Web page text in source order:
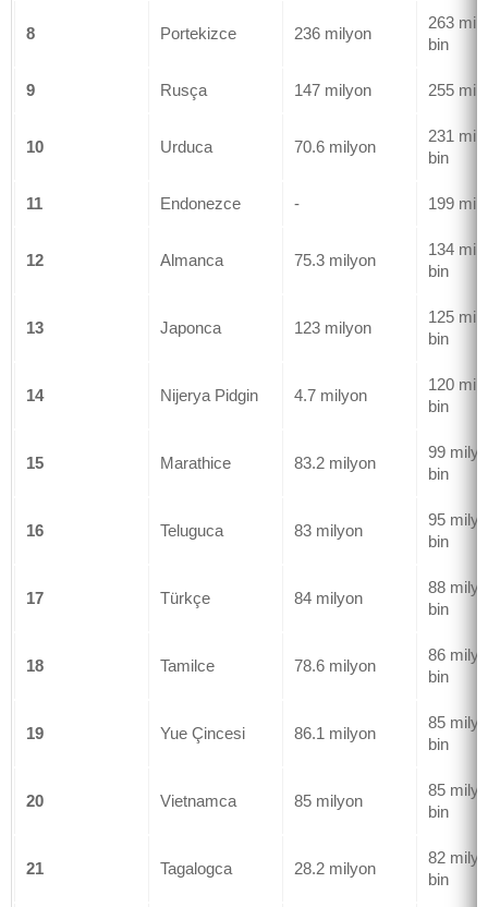
8 Portekizce 236 milyon
263
bin
9 Rusça 147 milyon 255
10 Urduca 70.6 milyon
231
bin
11 Endonezce - 199
12 Almanca 75.3 milyon
134
bin
13 Japonca 123 milyon
125
bin
14 Nijerya Pidgin 4.7 milyon
120
bin
15 Marathice 83.2 milyon
99
bin
16 Teluguca 83 milyon
95
bin
17 Türkçe 84 milyon
88
bin
18 Tamilce 78.6 milyon
86
bin
19 Yue Çincesi 86.1 milyon
85
bin
20 Vietnamca 85 milyon
85
bin
21 Tagalogca 28.2 milyon
82
bin